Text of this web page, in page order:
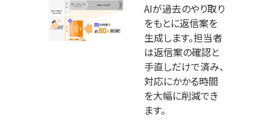
AIが過去のやり取り
をもとに返信案を
生成します。担当者
は返信案の確認と
手直しだけで済み、
対応にかかる時間
を大幅に削減でき
ます。